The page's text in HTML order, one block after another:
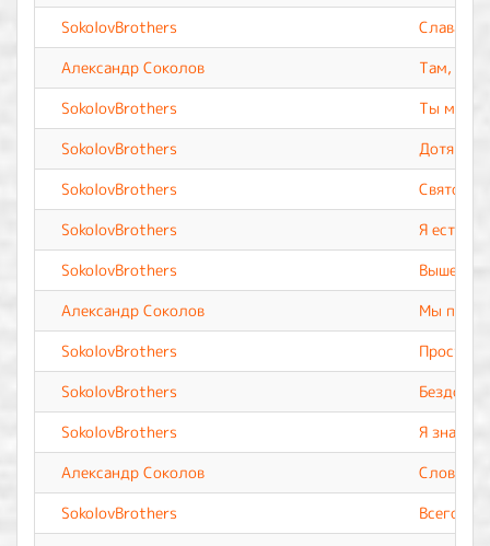
SokolovBrothers
Слава
Александр Соколов
Там, где
SokolovBrothers
Ты мой
SokolovBrothers
Дотянусь
SokolovBrothers
Святой
SokolovBrothers
Я есть
SokolovBrothers
Выше
Александр Соколов
Мы
SokolovBrothers
Прости
SokolovBrothers
SokolovBrothers
Я знаю
Александр Соколов
Слово
SokolovBrothers
Всего